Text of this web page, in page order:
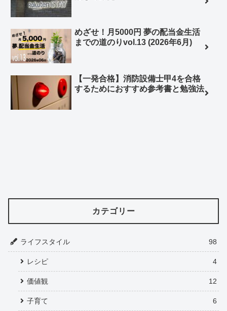
めざせ！月5000円 夢の配当金生活
までの道のりvol.13 (2026年6月)
【一発合格】消防設備士甲4を合格
するためにおすすめ参考書と勉強法
カテゴリー
ライフスタイル 98
レシピ 4
価値観 12
子育て 6